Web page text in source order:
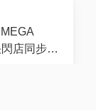
店同步登